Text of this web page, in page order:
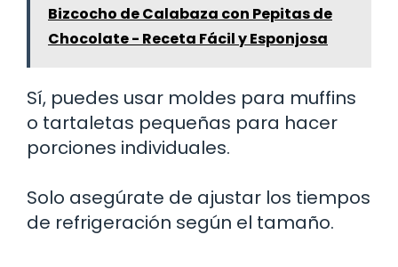
Bizcocho de Calabaza con Pepitas de
Chocolate - Receta Fácil y Esponjosa
Sí, puedes usar moldes para muffins
o tartaletas pequeñas para hacer
porciones individuales.
Solo asegúrate de ajustar los tiempos
de refrigeración según el tamaño.